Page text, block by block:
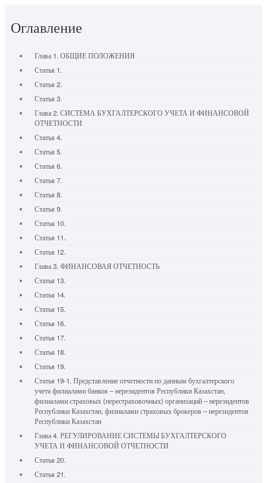
Оглавление
Глава 1. ОБЩИЕ ПОЛОЖЕНИЯ
Статья 1.
Статья 2.
Статья 3.
Глава 2. СИСТЕМА БУХГАЛТЕРСКОГО УЧЕТА И ФИНАНСОВОЙ
ОТЧЕТНОСТИ
Статья 4.
Статья 5.
Статья 6.
Статья 7.
Статья 8.
Статья 9.
Статья 10.
Статья 11.
Статья 12.
Глава 3. ФИНАНСОВАЯ ОТЧЕТНОСТЬ
Статья 13.
Статья 14.
Статья 15.
Статья 16.
Статья 17.
Статья 18.
Статья 19.
Статья 19-1. Представление отчетности по данным бухгалтерского
учета филиалами банков – нерезидентов Республики Казахстан,
филиалами страховых (перестраховочных) организаций – нерезидентов
Республики Казахстан, филиалами страховых брокеров – нерезидентов
Республики Казахстан
Глава 4. РЕГУЛИРОВАНИЕ СИСТЕМЫ БУХГАЛТЕРСКОГО
УЧЕТА И ФИНАНСОВОЙ ОТЧЕТНОСТИ
Статья 20.
Статья 21.